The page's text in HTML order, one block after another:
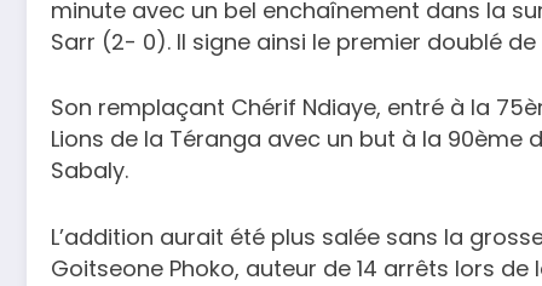
minute avec un bel enchaînement dans la
Sarr (2- 0). Il signe ainsi le premier doublé
Son remplaçant Chérif Ndiaye, entré à la
Lions de la Téranga avec un but à la 90ème
Sabaly.
L’addition aurait été plus salée sans la
Goitseone Phoko, auteur de 14 arrêts lors de